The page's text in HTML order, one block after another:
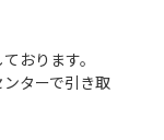
おります。
ターで引き取